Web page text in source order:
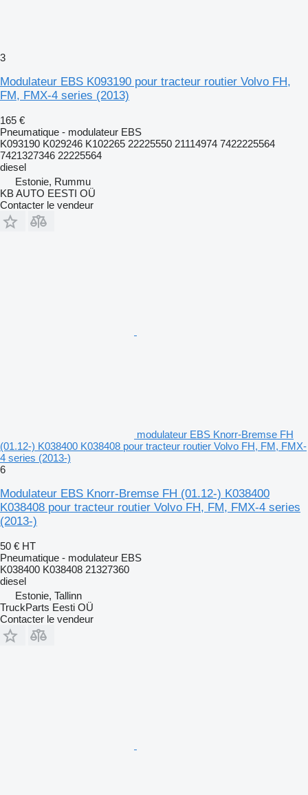
3
Modulateur EBS K093190 pour tracteur routier Volvo FH,
FM, FMX-4 series (2013)
165 €
Pneumatique - modulateur EBS
K093190 K029246 K102265 22225550 21114974 7422225564
7421327346 22225564
diesel
Estonie, Rummu
KB AUTO EESTI OÜ
Contacter le vendeur
modulateur EBS Knorr-Bremse FH
(01.12-) K038400 K038408 pour tracteur routier Volvo FH, FM, FMX-
4 series (2013-)
6
Modulateur EBS Knorr-Bremse FH (01.12-) K038400
K038408 pour tracteur routier Volvo FH, FM, FMX-4 series
(2013-)
50 € HT
Pneumatique - modulateur EBS
K038400 K038408 21327360
diesel
Estonie, Tallinn
TruckParts Eesti OÜ
Contacter le vendeur